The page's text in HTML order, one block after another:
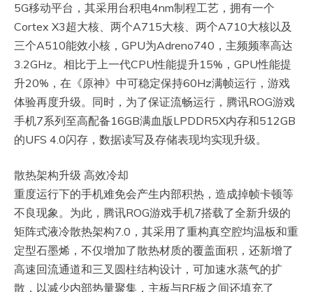
5G移动平台，其采用台积电4nm制程工艺，拥有一个
Cortex X3超大核、两个A715大核、两个A710大核以及
三个A510能效小核，GPU为Adreno740，主频频率高达
3.2GHz。相比于上一代CPU性能提升15%，GPU性能提
升20%，在《原神》中可稳定保持60Hz满帧运行，游戏
体验再度升级。同时，为了保证流畅运行，腾讯ROG游戏
手机7系列至高配备16GB满血版LPDDR5X内存和512GB
的UFS 4.0闪存，数据读写及存储表现均实现升级。
散热架构升级 高效冷却
重度运行下的手机难免会产生内部积热，造成掉帧卡顿等
不良现象。为此，腾讯ROG游戏手机7搭载了全新升级的
矩阵式液冷散热架构7.0，其采用了重构真空腔均温板和重
定型石墨烯，不仅增加了散热材质的覆盖面积，还新增了
高速回流通道和三叉圆柱结构设计，可加速水蒸气的扩
散，以减少内部热量聚集，主板与RF板之间还填充了